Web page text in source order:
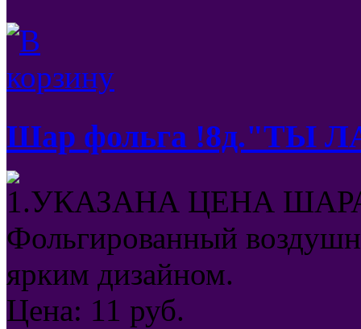
Шар фольга !8д."ТЫ
1.УКАЗАНА ЦЕНА
Фольгированный
ярким дизайном.
Цена: 11 руб.